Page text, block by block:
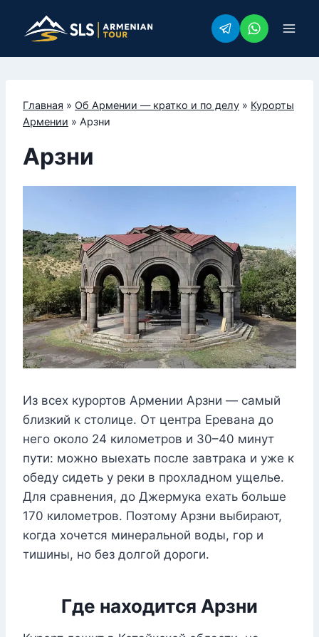
Главная » Об Армении — кратко и по делу » Курорты
Армении » Арзни
Арзни
Из всех курортов Армении Арзни — самый
близкий к столице. От центра Еревана до
него около 24 километров и 30–40 минут
пути: можно выехать после завтрака и уже к
обеду сидеть у реки в прохладном ущелье.
Для сравнения, до Джермука ехать больше
170 километров. Поэтому Арзни выбирают,
когда хочется минеральной воды, гор и
тишины, но без долгой дороги.
Где находится Арзни